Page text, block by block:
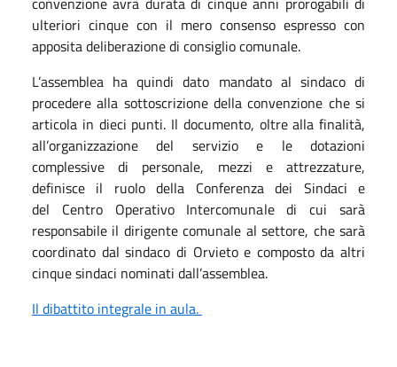
ulteriori cinque con il mero consenso espresso con
apposita deliberazione di consiglio comunale.
L’assemblea ha quindi dato mandato al sindaco di
procedere alla sottoscrizione della convenzione che si
articola in dieci punti. Il documento, oltre alla finalità,
all’organizzazione del servizio e le dotazioni
complessive di personale, mezzi e attrezzature,
definisce il ruolo della Conferenza dei Sindaci e
del Centro Operativo Intercomunale di cui sarà
responsabile il dirigente comunale al settore, che sarà
coordinato dal sindaco di Orvieto e composto da altri
cinque sindaci nominati dall’assemblea.
Il dibattito integrale in aula.